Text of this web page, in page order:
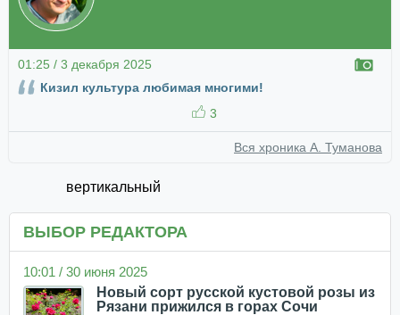
01:25 / 3 декабря 2025
Кизил культура любимая многими!
3
Вся хроника А. Туманова
вертикальный
ВЫБОР РЕДАКТОРА
10:01 / 30 июня 2025
Новый сорт русской кустовой розы из
Рязани прижился в горах Сочи